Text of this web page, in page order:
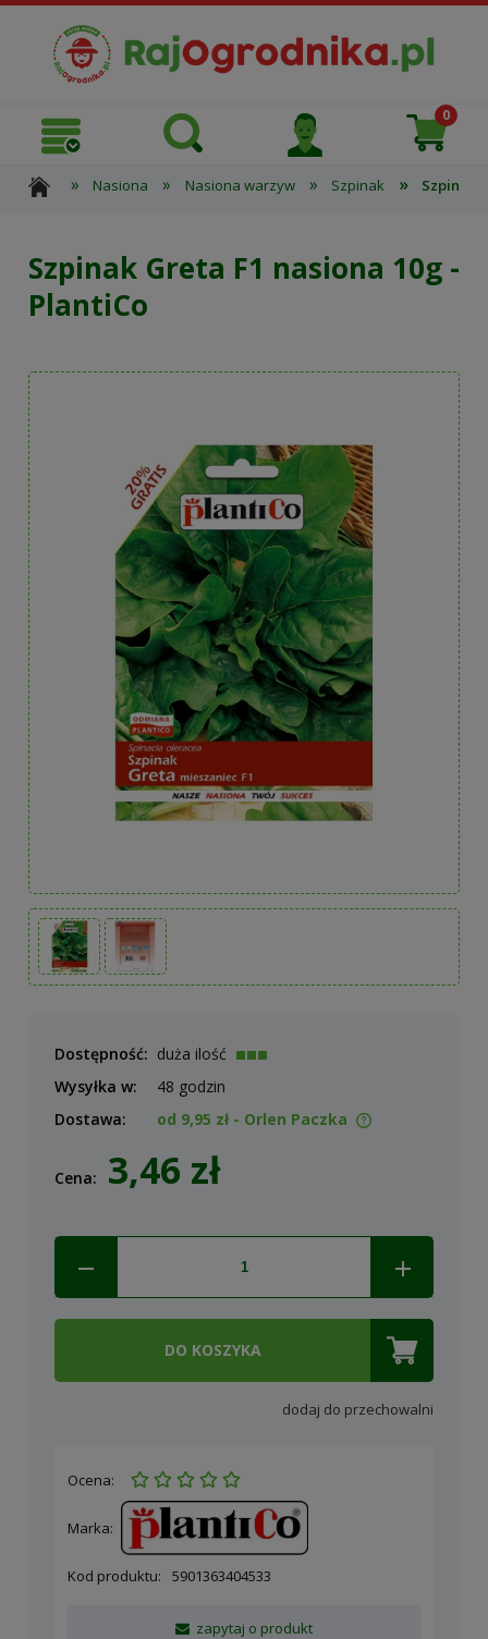
» Nasiona » Nasiona warzyw » Szpinak » Szpinak
Szpinak Greta F1 nasiona 10g -
PlantiCo
Dostępność: duża ilość
Wysyłka w:
48 godzin
Dostawa:
od 9,95 zł - Orlen Paczka
Cena: 3,46 zł
DO KOSZYKA
dodaj do przechowalni
Ocena:
Marka:
Kod produktu: 5901363404533
zapytaj o produkt